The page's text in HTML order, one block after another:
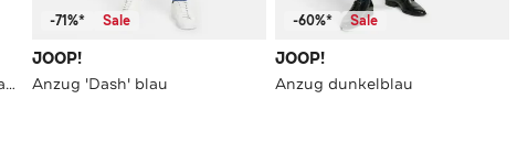
Budapester 'Pero Danilo' braun
-71%* Sale
JOOP!
Anzug 'Dash' blau
-60%* Sale
JOOP!
Anzug dunkelblau